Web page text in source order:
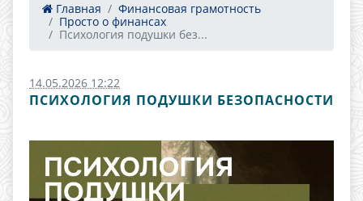
Главная
Финансовая грамотность
Просто о финансах
Психология подушки без...
14.05.2026 12:22
ПСИХОЛОГИЯ ПОДУШКИ БЕЗОПАСНОСТИ